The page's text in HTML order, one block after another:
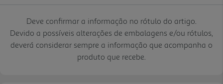
Deve confirmar a informação no rótulo do artigo.
Devido a possíveis alterações de embalagens e/ou rótulos,
deverá considerar sempre a informação que acompanha o
produto que recebe.